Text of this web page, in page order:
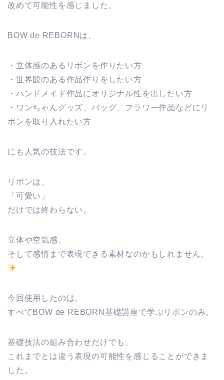
改めて可能性を感じました。
BOW de REBORNは、
・立体感のあるリボンを作りたい方
・世界観のある作品作りをしたい方
・ハンドメイド作品にオリジナル性を出したい方
・ワンちゃんグッズ、バッグ、フラワー作品などにリ
ボンを取り入れたい方
にも人気の技法です。
リボンは、
「可愛い」
だけでは終わらない。
立体や空気感、
そして感情まで表現できる素材なのかもしれません。
今回使用したのは、
すべてBOW de REBORN基礎講座で学ぶリボンのみ。
基礎技法の組み合わせだけでも、
これまでとは違う表現の可能性を感じることができま
した。